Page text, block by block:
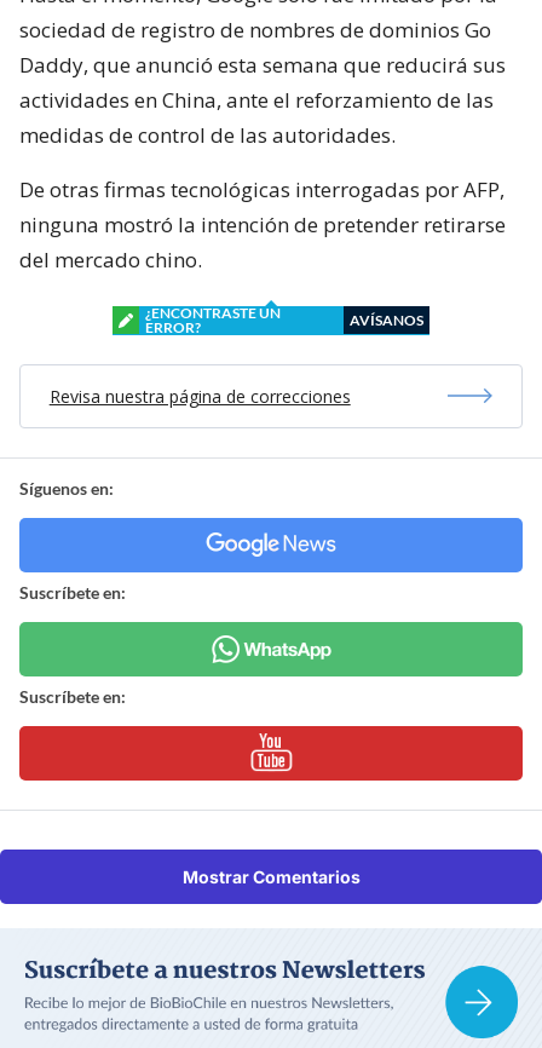
sociedad de registro de nombres de dominios Go
Daddy, que anunció esta semana que reducirá sus
actividades en China, ante el reforzamiento de las
medidas de control de las autoridades.
De otras firmas tecnológicas interrogadas por AFP,
ninguna mostró la intención de pretender retirarse
del mercado chino.
¿ENCONTRASTE UN
ERROR?
AVÍSANOS
Revisa nuestra página de correcciones
Síguenos en:
Suscríbete en:
Suscríbete en:
Mostrar Comentarios